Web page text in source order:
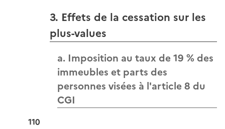
3. Effets de la cessation sur les
plus-values
a. Imposition au taux de 19 % des
immeubles et parts des
personnes visées à l'article 8 du
CGI
110